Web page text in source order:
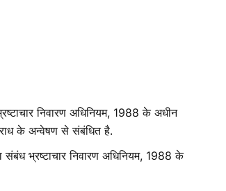
निवारण अधिनियम, 1988 के अधीन
के अन्वेषण से संबंधित है.
भ्रष्टाचार निवारण अधिनियम, 1988 के